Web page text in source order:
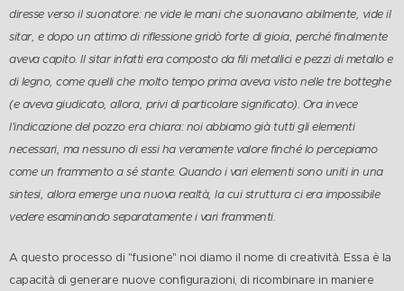
diresse verso il suonatore: ne vide le mani che suonavano abilmente, vide il
sitar, e dopo un attimo di riflessione gridò forte di gioia, perché finalmente
aveva capito. Il sitar infatti era composto da fili metallici e pezzi di metallo e
di legno, come quelli che molto tempo prima aveva visto nelle tre botteghe
(e aveva giudicato, allora, privi di particolare significato). Ora invece
l'indicazione del pozzo era chiara: noi abbiamo già tutti gli elementi
necessari, ma nessuno di essi ha veramente valore finché lo percepiamo
come un frammento a sé stante. Quando i vari elementi sono uniti in una
sintesi, allora emerge una nuova realtà, la cui struttura ci era impossibile
vedere esaminando separatamente i vari frammenti.
A questo processo di "fusione" noi diamo il nome di creatività. Essa è la
capacità di generare nuove configurazioni, di ricombinare in maniere